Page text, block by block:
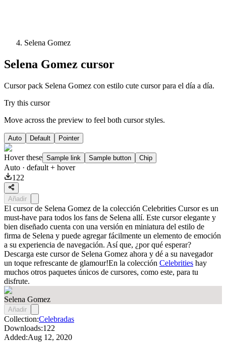
Selena Gomez
Selena Gomez cursor
Cursor pack Selena Gomez con estilo cute cursor para el día a día.
Try this cursor
Move across the preview to feel both cursor styles.
Auto Default Pointer
Hover these Sample link Sample button Chip
Auto · default + hover
122
Añadir
El cursor de Selena Gomez de la colección Celebrities Cursor es un
must-have para todos los fans de Selena allí. Este cursor elegante y
bien diseñado cuenta con una versión en miniatura del estilo de
firma de Selena y puede agregar fácilmente un elemento de emoción
a su experiencia de navegación. Así que, ¿por qué esperar?
Descarga este cursor de Selena Gomez ahora y dé a su navegador
un toque refrescante de glamour!En la colección Celebrities hay
muchos otros paquetes únicos de cursores, como este, para tu
disfrute.
Selena Gomez
Añadir
Collection:Celebradas
Downloads:122
Added:Aug 12, 2020